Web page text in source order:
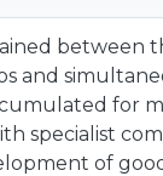
between
and
for
specialist
of